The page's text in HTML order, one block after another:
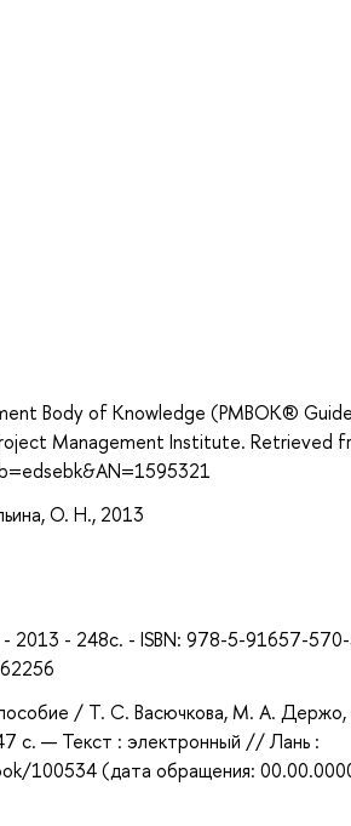
Body of Knowledge (PMBOK®
Management Institute. Retrieved
О. Н., 2013
2013 - 248с. - ISBN: 978-5-91657-
/ Т. С. Васючкова, М. А.
с. — Текст : электронный // Лань :
100534 (дата обращения: